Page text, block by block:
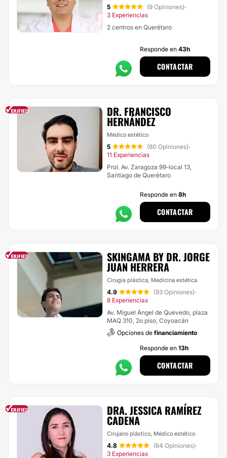
5 (9 Opiniones)·
3 Experiencias
2 centros en Querétaro
Responde en 43h
CONTACTAR
DR. FRANCISCO
HERNÁNDEZ
Médico estético
5 (80 Opiniones)·
11 Experiencias
Prol. Av. Zaragoza 99-local 13,
Santiago de Querétaro
Responde en 8h
CONTACTAR
SKINGAMA BY DR. JORGE
JUAN HERRERA
Cirugía plástica, Medicina estética
4.9 (93 Opiniones)·
8 Experiencias
Av. Miguel Ángel de Quevedo, plaza
MAQ 310, 2o piso, Coyoacán
Opciones de financiamiento
Responde en 13h
CONTACTAR
DRA. JESSICA RAMÍREZ
CADENA
Cirujano plástico, Médico estético
4.8 (64 Opiniones)·
3 Experiencias